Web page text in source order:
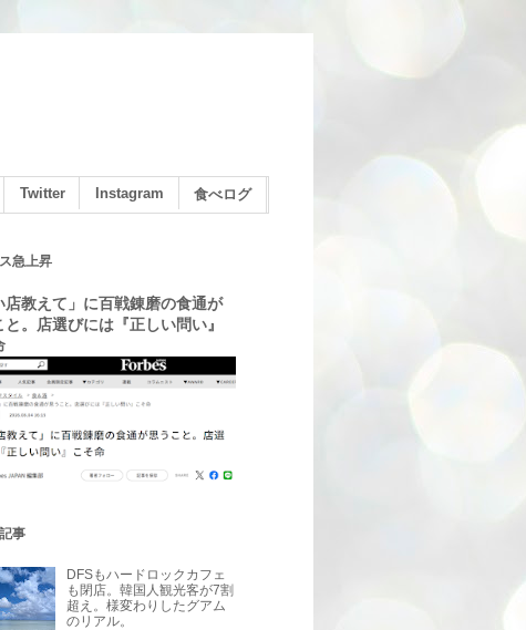
Twitter Instagram 食べログ
急上昇
店教えて」に百戦錬磨の食通が
と。店選びには『正しい問い』
事
DFSもハードロックカフェ
も閉店。韓国人観光客が7割
超え。様変わりしたグアム
のリアル。